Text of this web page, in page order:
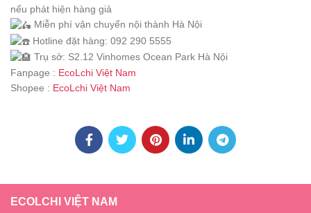
nếu phát hiện hàng giả
Miễn phí vận chuyển nội thành Hà Nội
Hotline đặt hàng: 092 290 5555
Trụ sở: S2.12 Vinhomes Ocean Park Hà Nội
Fanpage : EcoLchi Việt Nam
Shopee : EcoLchi Việt Nam
ECOLCHI VIỆT NAM